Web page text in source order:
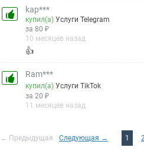
kap***
купил(а)Услуги Telegram
за 80 ₽
10 месяцев назад
👍
Ram***
купил(а)Услуги TikTok
за 20 ₽
11 месяцев назад
← Предыдущая Следующая → 1